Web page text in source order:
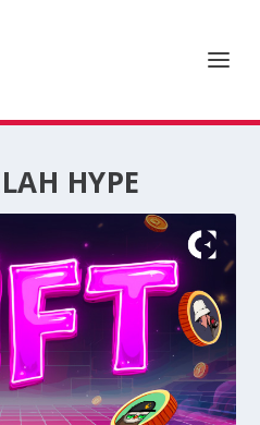
HYPE